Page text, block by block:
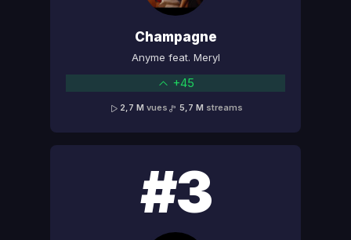
Champagne
Anyme feat. Meryl
+45
2,7 M vues 5,7 M streams
#3